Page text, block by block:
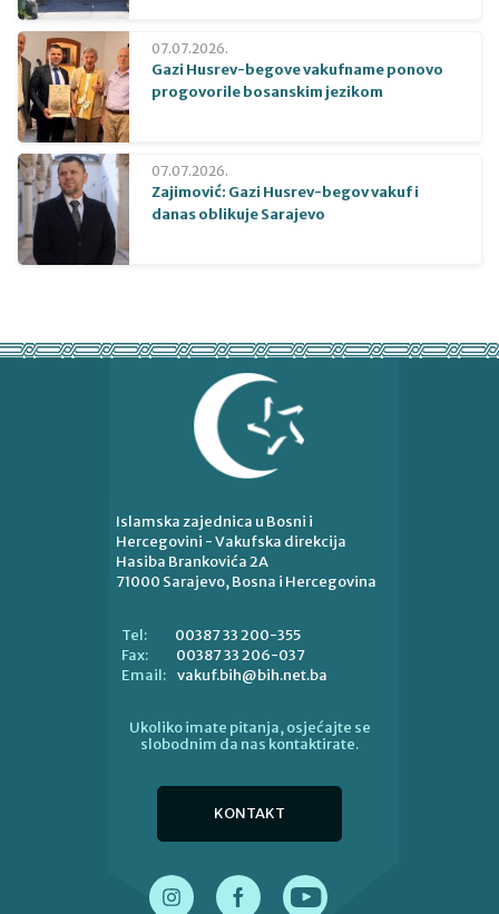
07.07.2026.
Gazi Husrev-begove vakufname ponovo
progovorile bosanskim jezikom
07.07.2026.
Zajimović: Gazi Husrev-begov vakuf i
danas oblikuje Sarajevo
Islamska zajednica u Bosni i
Hercegovini - Vakufska direkcija
Hasiba Brankovića 2A
71000 Sarajevo, Bosna i Hercegovina
Tel:
00387 33 200-355
Fax:
00387 33 206-037
Email: vakuf.bih@bih.net.ba
Ukoliko imate pitanja, osjećajte se
slobodnim da nas kontaktirate.
KONTAKT